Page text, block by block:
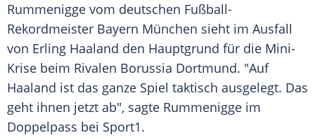
Rummenigge vom deutschen Fußball-
Rekordmeister Bayern München sieht im Ausfall
von Erling Haaland den Hauptgrund für die Mini-
Krise beim Rivalen Borussia Dortmund. "Auf
Haaland ist das ganze Spiel taktisch ausgelegt. Das
geht ihnen jetzt ab", sagte Rummenigge im
Doppelpass bei Sport1.